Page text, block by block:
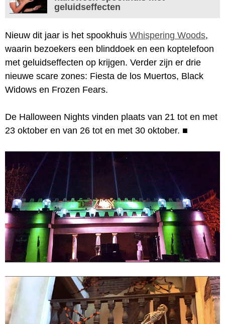
geluidseffecten
Nieuw dit jaar is het spookhuis Whispering Woods,
waarin bezoekers een blinddoek en een koptelefoon
met geluidseffecten op krijgen. Verder zijn er drie
nieuwe scare zones: Fiesta de los Muertos, Black
Widows en Frozen Fears.
De Halloween Nights vinden plaats van 21 tot en met
23 oktober en van 26 tot en met 30 oktober. ■